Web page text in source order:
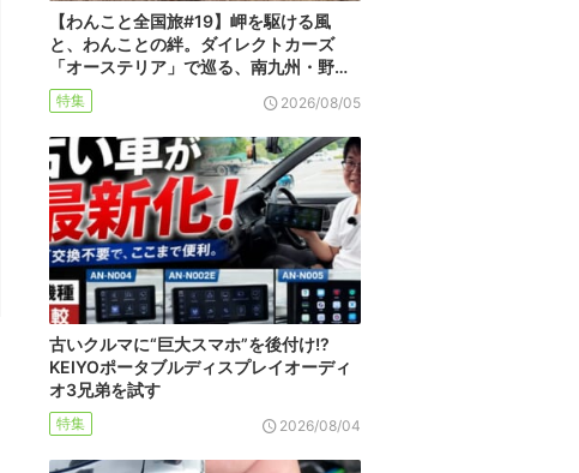
【わんこと全国旅#19】岬を駆ける風
と、わんことの絆。ダイレクトカーズ
「オーステリア」で巡る、南九州・野…
特集 2026/08/05
古いクルマに“巨大スマホ”を後付け!?
KEIYOポータブルディスプレイオーディ
オ3兄弟を試す
特集 2026/08/04